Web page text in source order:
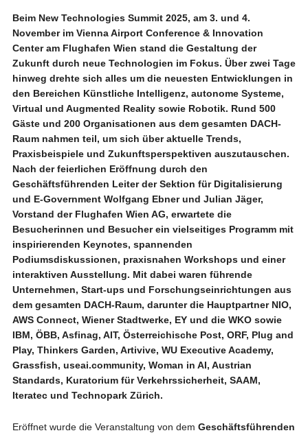
Beim New Technologies Summit 2025, am 3. und 4.
November im Vienna Airport Conference & Innovation
Center am Flughafen Wien stand die Gestaltung der
Zukunft durch neue Technologien im Fokus. Über zwei Tage
hinweg drehte sich alles um die neuesten Entwicklungen in
den Bereichen Künstliche Intelligenz, autonome Systeme,
Virtual und Augmented Reality sowie Robotik. Rund 500
Gäste und 200 Organisationen aus dem gesamten DACH-
Raum nahmen teil, um sich über aktuelle Trends,
Praxisbeispiele und Zukunftsperspektiven auszutauschen.
Nach der feierlichen Eröffnung durch den
Geschäftsführenden Leiter der Sektion für Digitalisierung
und E-Government Wolfgang Ebner und Julian Jäger,
Vorstand der Flughafen Wien AG, erwartete die
Besucherinnen und Besucher ein vielseitiges Programm mit
inspirierenden Keynotes, spannenden
Podiumsdiskussionen, praxisnahen Workshops und einer
interaktiven Ausstellung. Mit dabei waren führende
Unternehmen, Start-ups und Forschungseinrichtungen aus
dem gesamten DACH-Raum, darunter die Hauptpartner NIO,
AWS Connect, Wiener Stadtwerke, EY und die WKO sowie
IBM, ÖBB, Asfinag, AIT, Österreichische Post, ORF, Plug and
Play, Thinkers Garden, Artivive, WU Executive Academy,
Grassfish, useai.community, Woman in AI, Austrian
Standards, Kuratorium für Verkehrssicherheit, SAAM,
Iteratec und Technopark Zürich.
Eröffnet wurde die Veranstaltung von dem Geschäftsführenden